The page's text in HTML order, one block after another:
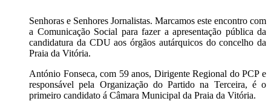
Senhoras e Senhores Jornalistas. Marcamos este encontro com
a Comunicação Social para fazer a apresentação pública da
candidatura da CDU aos órgãos autárquicos do concelho da
Praia da Vitória.
António Fonseca, com 59 anos, Dirigente Regional do PCP e
responsável pela Organização do Partido na Terceira, é o
primeiro candidato á Câmara Municipal da Praia da Vitória.